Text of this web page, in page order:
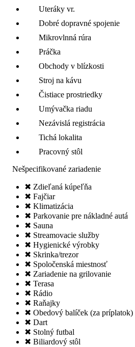
Uteráky vr.
Dobré dopravné spojenie
Mikrovlnná rúra
Práčka
Obchody v blízkosti
Stroj na kávu
Čistiace prostriedky
Umývačka riadu
Nezávislá registrácia
Tichá lokalita
Pracovný stôl
Nešpecifikované zariadenie
✖ Zdieľaná kúpeľňa
✖ Fajčiar
✖ Klimatizácia
✖ Parkovanie pre nákladné autá
✖ Sauna
✖ Streamovacie služby
✖ Hygienické výrobky
✖ Skrinka/trezor
✖ Spoločenská miestnosť
✖ Zariadenie na grilovanie
✖ Terasa
✖ Rádio
✖ Raňajky
✖ Obedový balíček (za príplatok)
✖ Dart
✖ Stolný futbal
✖ Biliardový stôl